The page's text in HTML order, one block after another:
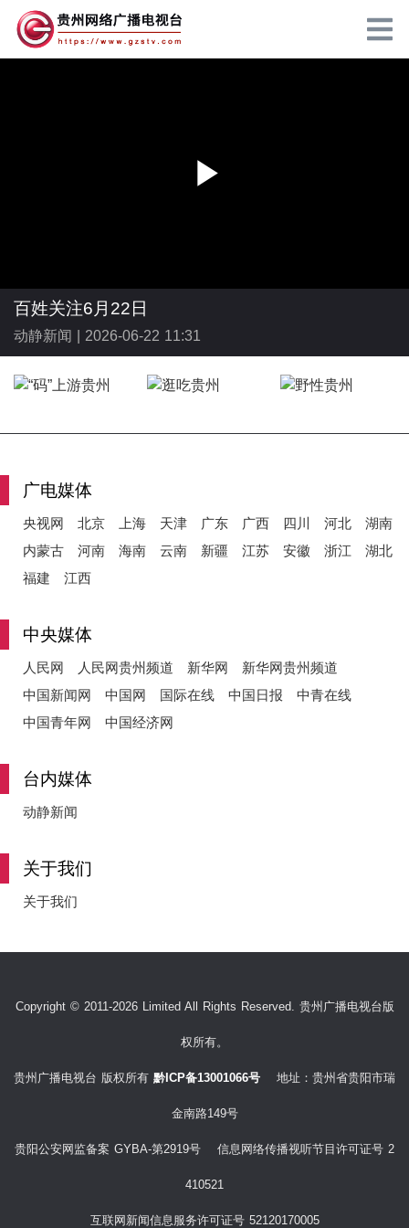
a
i
百姓关注6月22日
动静新闻 | 2026-06-22 11:31
广电媒体
央视网 北京 上海 天津 广东 广西 四川 河北
湖南
内蒙古
河南 海南 云南 新疆 江苏 安徽 浙江
湖北
福建
江西
中央媒体
人民网 人民网贵州频道 新华网
新华网贵州频道
中国新闻网
中国网 国际在线 中国日报
中青在线
中国青年网
中国经济网
台内媒体
动静新闻
关于我们
关于我们
Copyright © 2011-2026 Limited All Rights Reserved. 贵州广播电视台版
权所有。
贵州广播电视台 版权所有 黔ICP备13001066号 地址：贵州省贵阳市瑞
金南路149号
贵阳公安网监备案 GYBA-第2919号 信息网络传播视听节目许可证号 2
410521
互联网新闻信息服务许可证号 52120170005